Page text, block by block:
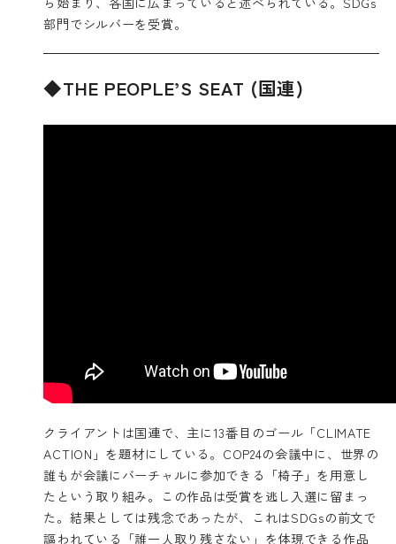
部門でシルバーを受賞。
◆THE PEOPLE’S SEAT (国連)
クライアントは国連で、主に13番目のゴール「CLIMATE
ACTION」を題材にしている。COP24の会議中に、世界の
誰もが会議にバーチャルに参加できる「椅子」を用意し
たという取り組み。この作品は受賞を逃し入選に留まっ
た。結果としては残念であったが、これはSDGsの前文で
謳われている「誰一人取り残さない」を体現できる作品